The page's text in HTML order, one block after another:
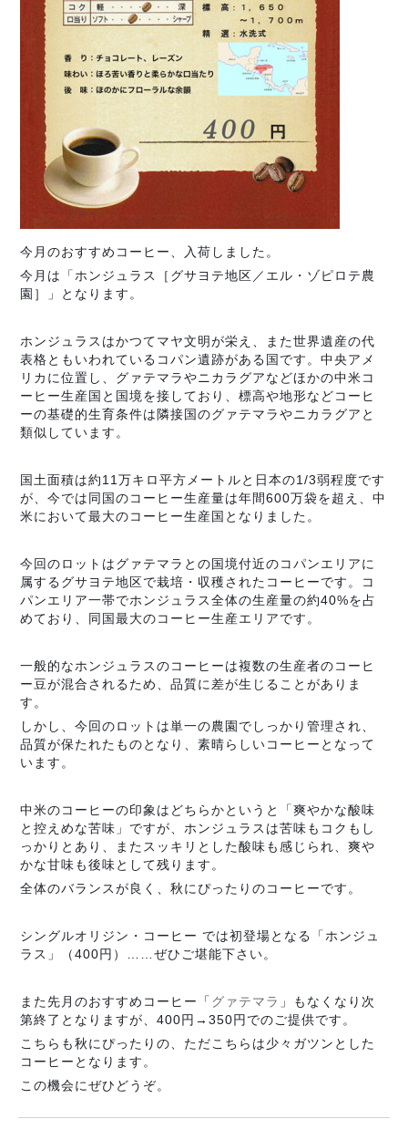
今月のおすすめコーヒー、入荷しました。
今月は「ホンジュラス［グサヨテ地区／エル・ゾピロテ農
園］」となります。
ホンジュラスはかつてマヤ文明が栄え、また世界遺産の代
表格ともいわれているコパン遺跡がある国です。中央アメ
リカに位置し、グァテマラやニカラグアなどほかの中米コ
ーヒー生産国と国境を接しており、標高や地形などコーヒ
ーの基礎的生育条件は隣接国のグァテマラやニカラグアと
類似しています。
国土面積は約11万キロ平方メートルと日本の1/3弱程度です
が、今では同国のコーヒー生産量は年間600万袋を超え、中
米において最大のコーヒー生産国となりました。
今回のロットはグァテマラとの国境付近のコパンエリアに
属するグサヨテ地区で栽培・収穫されたコーヒーです。コ
パンエリア一帯でホンジュラス全体の生産量の約40%を占
めており、同国最大のコーヒー生産エリアです。
一般的なホンジュラスのコーヒーは複数の生産者のコーヒ
ー豆が混合されるため、品質に差が生じることがありま
す。
しかし、今回のロットは単一の農園でしっかり管理され、
品質が保たれたものとなり、素晴らしいコーヒーとなって
います。
中米のコーヒーの印象はどちらかというと「爽やかな酸味
と控えめな苦味」ですが、ホンジュラスは苦味もコクもし
っかりとあり、またスッキリとした酸味も感じられ、爽や
かな甘味も後味として残ります。
全体のバランスが良く、秋にぴったりのコーヒーです。
シングルオリジン・コーヒー では初登場となる「ホンジュ
ラス」（400円）……ぜひご堪能下さい。
また先月のおすすめコーヒー「 グァテマラ 」もなくなり次
第終了となりますが、400円→350円でのご提供です。
こちらも秋にぴったりの、ただこちらは少々ガツンとした
コーヒーとなります。
この機会にぜひどうぞ。